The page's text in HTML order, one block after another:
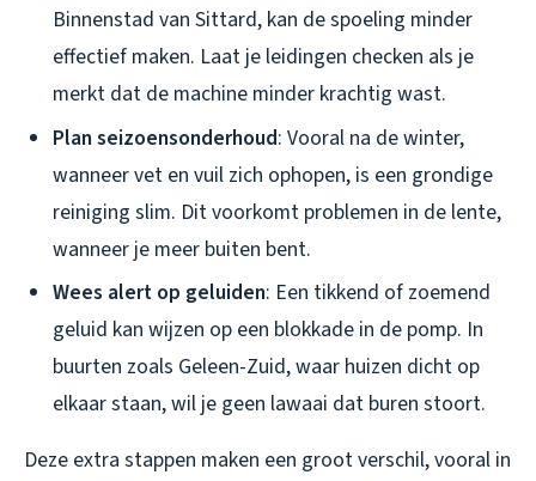
Binnenstad van Sittard, kan de spoeling minder
effectief maken. Laat je leidingen checken als je
merkt dat de machine minder krachtig wast.
Plan seizoensonderhoud: Vooral na de winter,
wanneer vet en vuil zich ophopen, is een grondige
reiniging slim. Dit voorkomt problemen in de lente,
wanneer je meer buiten bent.
Wees alert op geluiden: Een tikkend of zoemend
geluid kan wijzen op een blokkade in de pomp. In
buurten zoals Geleen-Zuid, waar huizen dicht op
elkaar staan, wil je geen lawaai dat buren stoort.
Deze extra stappen maken een groot verschil, vooral in